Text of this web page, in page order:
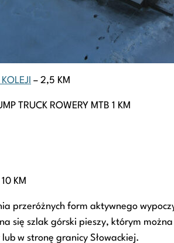
– 2,5 KM
TRUCK ROWERY MTB 1 KM
KM
przeróżnych form aktywnego
się szlak górski pieszy, którym
w stronę granicy Słowackiej.